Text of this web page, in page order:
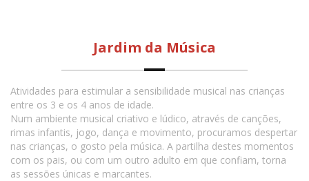
Jardim da Música
Atividades para estimular a sensibilidade musical nas crianças
entre os 3 e os 4 anos de idade.
Num ambiente musical criativo e lúdico, através de canções,
rimas infantis, jogo, dança e movimento, procuramos despertar
nas crianças, o gosto pela música. A partilha destes momentos
com os pais, ou com um outro adulto em que confiam, torna
as sessões únicas e marcantes.